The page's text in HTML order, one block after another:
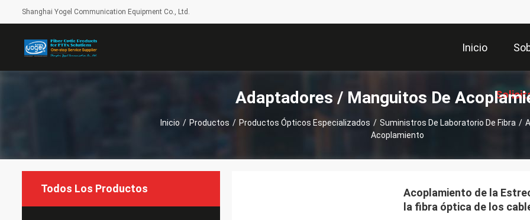
Shanghai Yogel Communication Equipment Co., Ltd.
Inicio
Adaptadores / Manguitos De
Inicio / Productos / Productos Ópticos Especializados / Suministros De Laboratorio De Fibra /
Acoplamiento
Todos Los Productos
Acoplamiento de la
la fibra óptica de los